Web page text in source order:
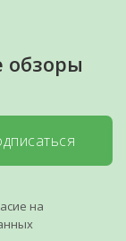
обзоры
на